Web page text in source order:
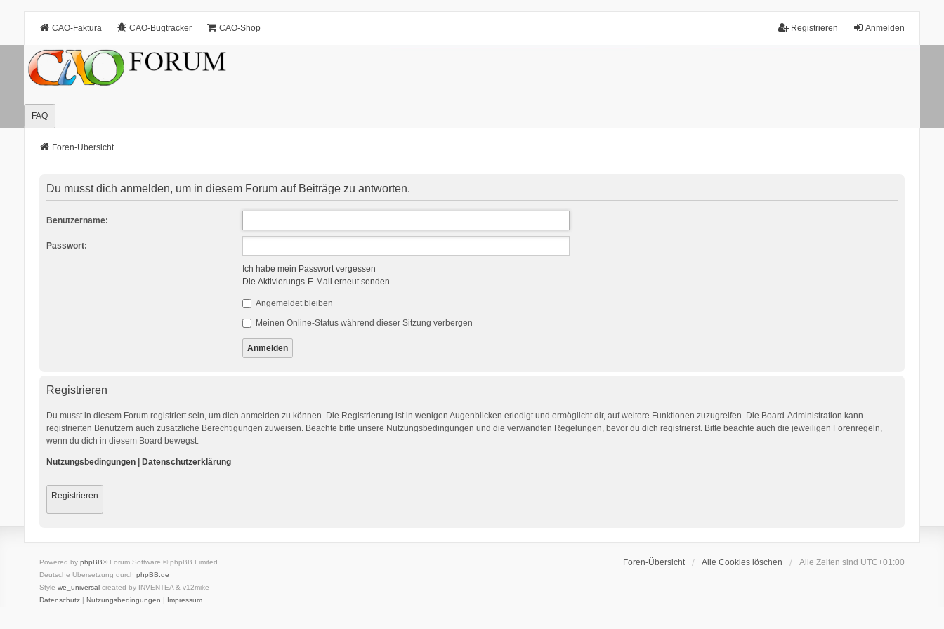
Anmelden
Registrieren
CAO-Faktura CAO-Bugtracker CAO-Shop
FAQ
Foren-Übersicht
Du musst dich anmelden, um in diesem Forum auf Beiträge zu antworten.
Benutzername:
Passwort:
Ich habe mein Passwort vergessen
Die Aktivierungs-E-Mail erneut senden
Angemeldet bleiben
Meinen Online-Status während dieser Sitzung verbergen
Registrieren
Du musst in diesem Forum registriert sein, um dich anmelden zu können. Die Registrierung ist in wenigen Augenblicken erledigt und ermöglicht dir, auf weitere Funktionen zuzugreifen. Die Board-Administration kann
registrierten Benutzern auch zusätzliche Berechtigungen zuweisen. Beachte bitte unsere Nutzungsbedingungen und die verwandten Regelungen, bevor du dich registrierst. Bitte beachte auch die jeweiligen Forenregeln,
wenn du dich in diesem Board bewegst.
Nutzungsbedingungen| Datenschutzerklärung
Registrieren
Foren-Übersicht Alle Cookies löschen Alle Zeiten sind UTC+01:00
Powered by phpBB® Forum Software © phpBB Limited
Deutsche Übersetzung durch phpBB.de
Style we_universalcreated by INVENTEA & v12mike
Datenschutz| Nutzungsbedingungen | Impressum